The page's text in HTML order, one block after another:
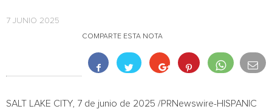
7 JUNIO 2025
COMPARTE ESTA NOTA
SALT LAKE CITY, 7 de junio de 2025 /PRNewswire-HISPANIC